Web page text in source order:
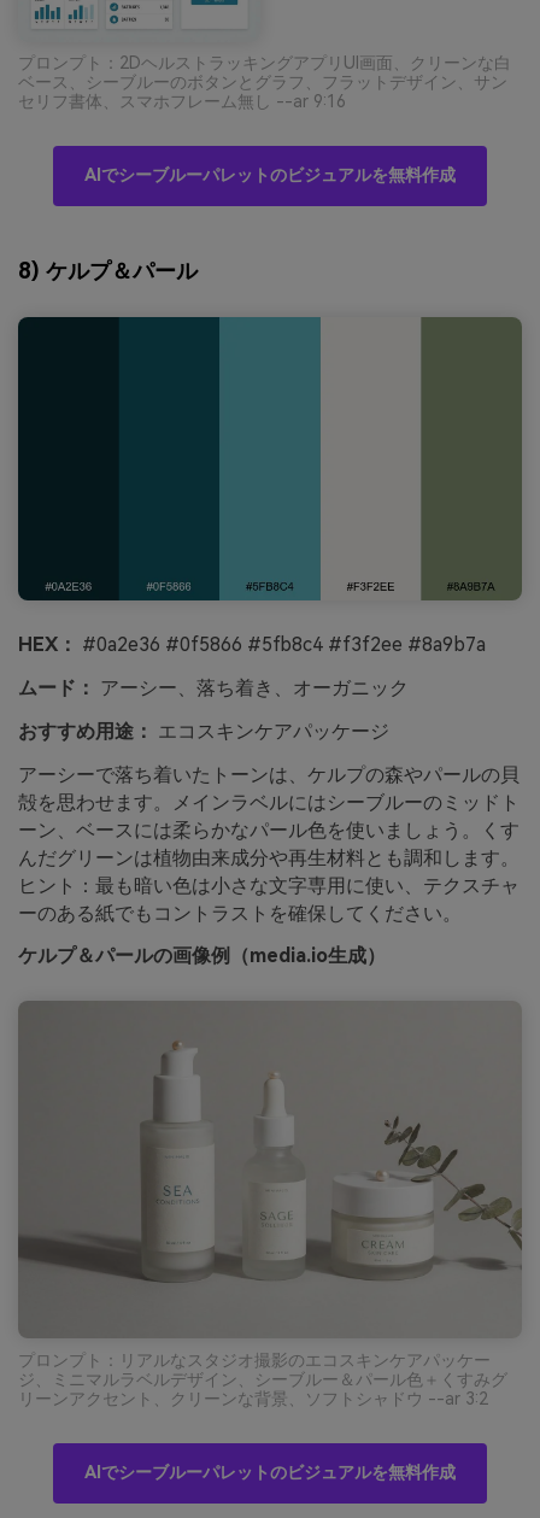
プロンプト：2DヘルストラッキングアプリUI画面、クリーンな白
ベース、シーブルーのボタンとグラフ、フラットデザイン、サン
セリフ書体、スマホフレーム無し --ar 9:16
AIでシーブルーパレットのビジュアルを無料作成
8) ケルプ＆パール
HEX： #0a2e36 #0f5866 #5fb8c4 #f3f2ee #8a9b7a
ムード： アーシー、落ち着き、オーガニック
おすすめ用途： エコスキンケアパッケージ
アーシーで落ち着いたトーンは、ケルプの森やパールの貝
殻を思わせます。メインラベルにはシーブルーのミッドト
ーン、ベースには柔らかなパール色を使いましょう。くす
んだグリーンは植物由来成分や再生材料とも調和します。
ヒント：最も暗い色は小さな文字専用に使い、テクスチャ
ーのある紙でもコントラストを確保してください。
ケルプ＆パールの画像例（media.io生成）
プロンプト：リアルなスタジオ撮影のエコスキンケアパッケー
ジ、ミニマルラベルデザイン、シーブルー＆パール色＋くすみグ
リーンアクセント、クリーンな背景、ソフトシャドウ --ar 3:2
AIでシーブルーパレットのビジュアルを無料作成